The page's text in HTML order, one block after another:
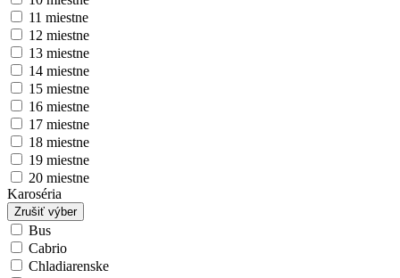
11 miestne
12 miestne
13 miestne
14 miestne
15 miestne
16 miestne
17 miestne
18 miestne
19 miestne
20 miestne
Karoséria
Zrušiť výber
Bus
Cabrio
Chladiarenske